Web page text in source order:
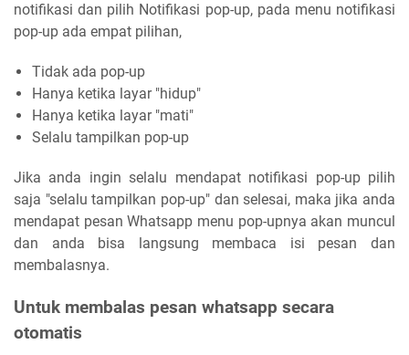
notifikasi dan pilih Notifikasi pop-up, pada menu notifikasi
pop-up ada empat pilihan,
Tidak ada pop-up
Hanya ketika layar "hidup"
Hanya ketika layar "mati"
Selalu tampilkan pop-up
Jika anda ingin selalu mendapat notifikasi pop-up pilih
saja "selalu tampilkan pop-up" dan selesai, maka jika anda
mendapat pesan Whatsapp menu pop-upnya akan muncul
dan anda bisa langsung membaca isi pesan dan
membalasnya.
Untuk membalas pesan whatsapp secara
otomatis